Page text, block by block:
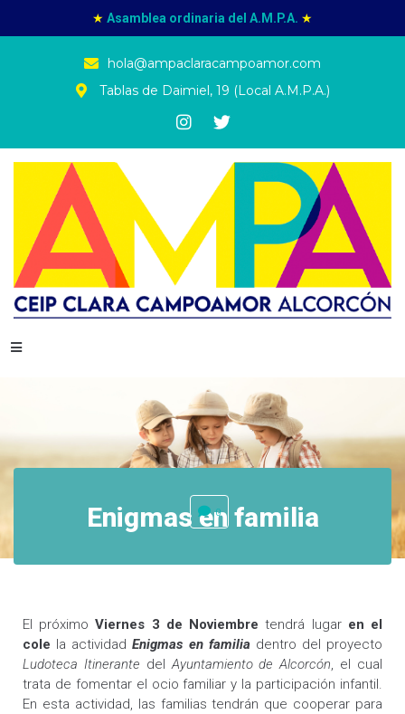
★ Asamblea ordinaria del A.M.P.A. ★
hola@ampaclaracampoamor.com
Tablas de Daimiel, 19 (Local A.M.P.A.)
Enigmas en familia
0
El próximoViernes 3 de Noviembre tendrá lugar en el
cole la actividadEnigmas en familiadentro del proyecto
Ludoteca Itinerante del Ayuntamiento de Alcorcón , el cual
trata de fomentar el ocio familiar y la participación infantil.
En esta actividad, las familias tendrán que cooperar para